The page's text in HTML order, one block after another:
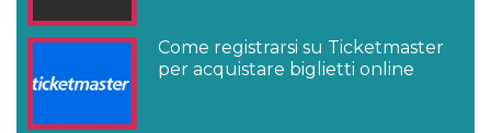
Come registrarsi su Ticketmaster
per acquistare biglietti online